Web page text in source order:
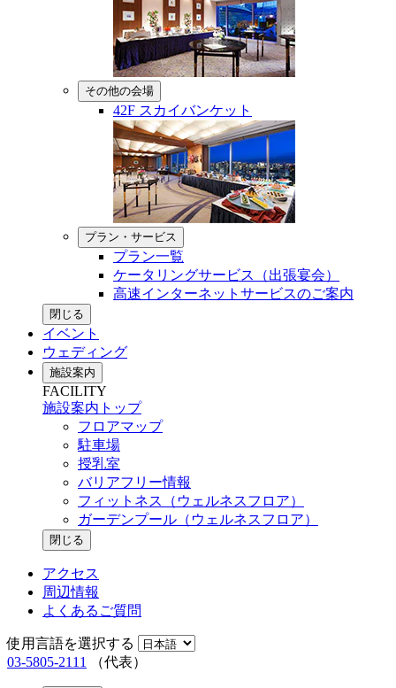
その他の会場
42F スカイバンケット
プラン・サービス
プラン一覧
ケータリングサービス（出張宴会）
高速インターネットサービスのご案内
閉じる
イベント
ウェディング
施設案内
FACILITY
施設案内トップ
フロアマップ
駐車場
授乳室
バリアフリー情報
フィットネス（ウェルネスフロア）
ガーデンプール（ウェルネスフロア）
閉じる
アクセス
周辺情報
よくあるご質問
使用言語を選択する
03-5805-2111
（代表）